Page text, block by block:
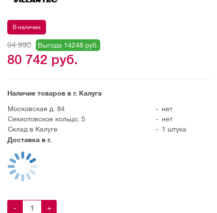
В наличии
94 990 Выгода 14248 руб.
80 742 руб.
Наличие товаров в г. Калуга
Московская д. 84
- нет
Секиотовское кольцо, 5
- нет
Склад в Калуге
- 1 штука
Доставка в г.
- +